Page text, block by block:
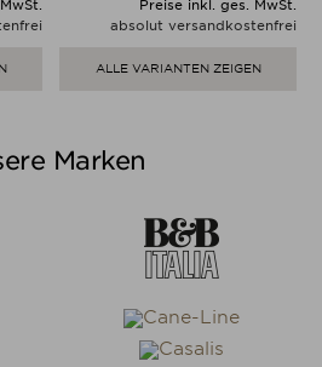
Preise inkl. ges. MwSt.
absolut versandkostenfrei
ALLE VARIANTEN ZEIGEN
Marken